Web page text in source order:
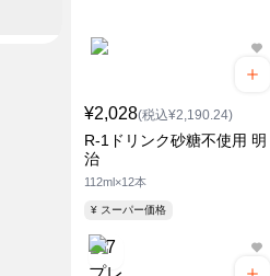
¥2,028(税込¥2,190.24)
R-1ドリンク砂糖不使用 明
治
112ml×12本
¥ スーパー価格